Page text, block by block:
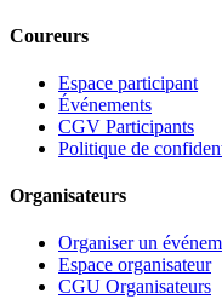
Coureurs
Espace participant
Événements
CGV Participants
Politique de
Organisateurs
Organiser un
Espace organisateur
CGU Organisateurs